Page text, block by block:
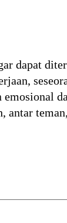
dapat
antar